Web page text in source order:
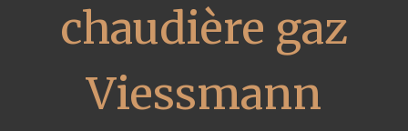
chaudière gaz
Viessmann